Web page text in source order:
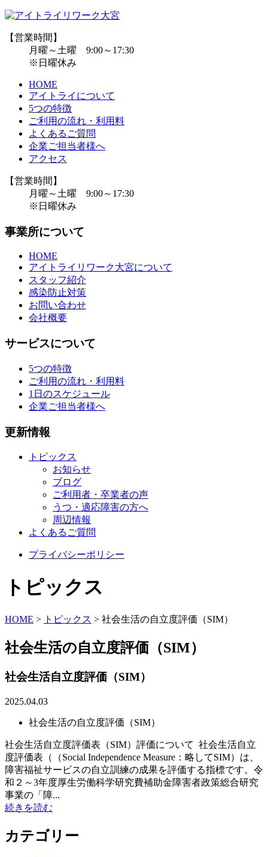
【営業時間】
月曜～土曜 9:00～17:30
※日曜休み
HOME
アイトライについて
5つの特徴
ご利用の流れ・利用料
よくあるご質問
企業ご担当者様へ
アクセス
【営業時間】
月曜～土曜 9:00～17:30
※日曜休み
事業所について
HOME
アイトライリワーク大宮について
スタッフ紹介
感染防止対策
お問い合わせ
会社概要
サービスについて
5つの特徴
ご利用の流れ・利用料
1日のスケジュール
企業ご担当者様へ
更新情報
トピックス
お知らせ
ブログ
ご利用者・卒業者の声
うつ・適応障害の方へ
周辺情報
よくあるご質問
プライバシーポリシー
トピックス
HOME > トピックス > 社会生活の自立度評価（SIM）
社会生活の自立度評価（SIM）
社会生活自立度評価（SIM）
2025.04.03
社会生活の自立度評価（SIM）
社会生活自立度評価表（SIM）評価について 社会生活自立
度評価表（（Social Independence Measure：略してSIM）は、
障害福祉サービスの自立訓練の成果を評価する指標です。令
和２～3年度厚生労働科学研究費補助金障害者政策総合研究
事業の「障...
続きを読む
カテゴリー